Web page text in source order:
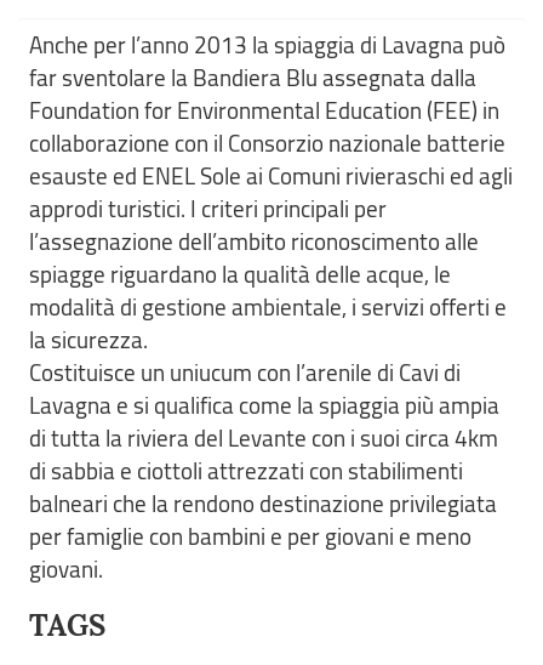
Anche per l’anno 2013 la spiaggia di Lavagna può
far sventolare la Bandiera Blu assegnata dalla
Foundation for Environmental Education (FEE) in
collaborazione con il Consorzio nazionale batterie
esauste ed ENEL Sole ai Comuni rivieraschi ed agli
approdi turistici. I criteri principali per
l’assegnazione dell’ambito riconoscimento alle
spiagge riguardano la qualità delle acque, le
modalità di gestione ambientale, i servizi offerti e
la sicurezza.
Costituisce un uniucum con l’arenile di Cavi di
Lavagna e si qualifica come la spiaggia più ampia
di tutta la riviera del Levante con i suoi circa 4km
di sabbia e ciottoli attrezzati con stabilimenti
balneari che la rendono destinazione privilegiata
per famiglie con bambini e per giovani e meno
giovani.
TAGS